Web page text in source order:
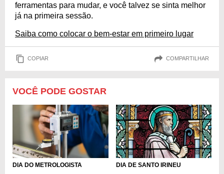
ferramentas para mudar, e você talvez se sinta melhor
já na primeira sessão.
Saiba como colocar o bem-estar em primeiro lugar
COPIAR COMPARTILHAR
VOCÊ PODE GOSTAR
DIA DO METROLOGISTA DIA DE SANTO IRINEU